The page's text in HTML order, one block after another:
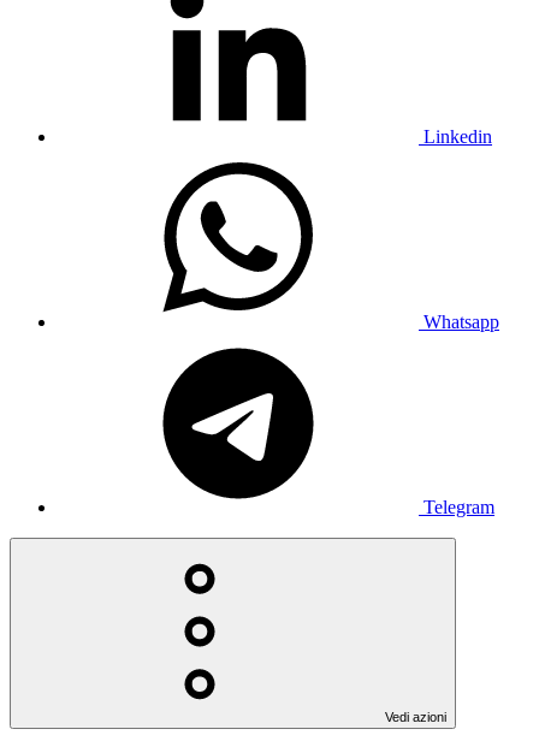
Linkedin
Whatsapp
Telegram
Vedi azioni